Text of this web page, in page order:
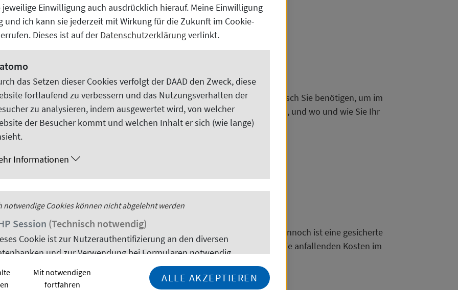
Mehr auf daad.de
©CopyrightCopyright DAAD/von Allwörden
©CopyrightCopyright GettyImages/MIXA
Deutsch lernen
Deutsch lernen lohnt sich. Hier erfahren Sie, wie viel Deutsch Sie benötigen, um im
Studium und im Alltag in Deutschland zurechtzukommen, und wo und wie Sie Ihr
Deutsch verbessern können.
Ausbildungs- und Lebenshaltungskosten
SCHRITT 5
Deutschland ist im europäischen Vergleich nicht teuer. Dennoch ist eine gesicherte
Studienfinanzierung für den Studienerfolg sehr wichtig. Die anfallenden Kosten im
Mehr auf daad.de
jeweilige Einwilligung auch ausdrücklich hierauf. Meine Einwilligung
und ich kann sie jederzeit mit Wirkung für die Zukunft im Cookie-
Dieses ist auf derDatenschutzerklärungverlinkt.
das Setzen dieserCookies verfolgt der DAAD den Zweck, diese
fortlaufend zu verbessern und das Nutzungsverhalten der
zu analysieren, indem ausgewertet wird, von welcher
der Besucher kommt und welchen Inhalt er sich (wie lange)
Informationen
notwendigeCookieskönnen nicht abgelehnt werden
Session (Technisch notwendig)
Cookie ist zur Nutzerauthentifizierung an den diversen
und zur Verwendung bei Formularen notwendig.
Informationen
Mit notwendigen
fortfahren
ALLE AKZEPTIEREN